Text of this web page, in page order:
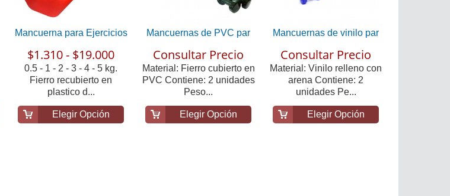
Mancuerna para Ejercicios
$1.310 - $19.000
0.5 - 1 - 2 - 3 - 4 - 5 kg.
Fierro recubierto en
plastico d...
Elegir Opción
Mancuernas de PVC par
Consultar Precio
Material: Fierro cubierto en
PVC Contiene: 2 unidades
Peso...
Elegir Opción
Mancuernas de vinilo par
Consultar Precio
Material: Vinilo relleno con
arena Contiene: 2
unidades Pe...
Elegir Opción